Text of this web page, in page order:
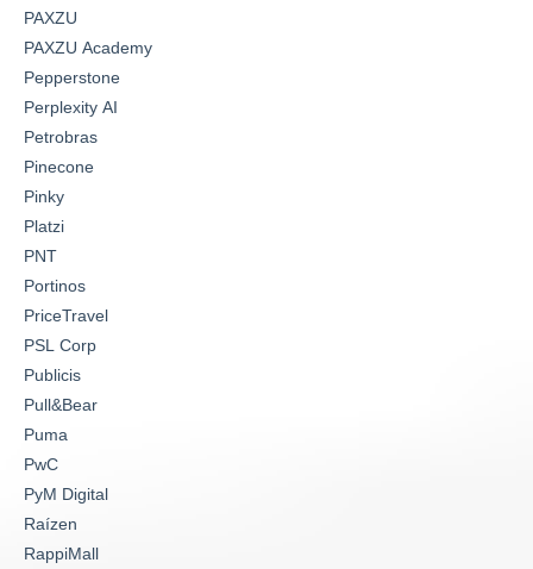
PAXZU
PAXZU Academy
Pepperstone
Perplexity AI
Petrobras
Pinecone
Pinky
Platzi
PNT
Portinos
PriceTravel
PSL Corp
Publicis
Pull&Bear
Puma
PwC
PyM Digital
Raízen
RappiMall